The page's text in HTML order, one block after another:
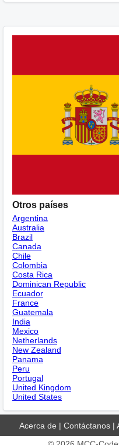
Otros países
Argentina
Australia
Brazil
Canada
Chile
Colombia
Costa Rica
Dominican Republic
Ecuador
France
Guatemala
India
Mexico
Netherlands
New Zealand
Panama
Peru
Portugal
United Kingdom
United States
Acerca de | Contáctanos |